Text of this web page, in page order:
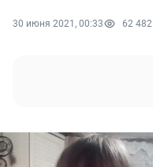
30 июня 2021, 00:33 62 482